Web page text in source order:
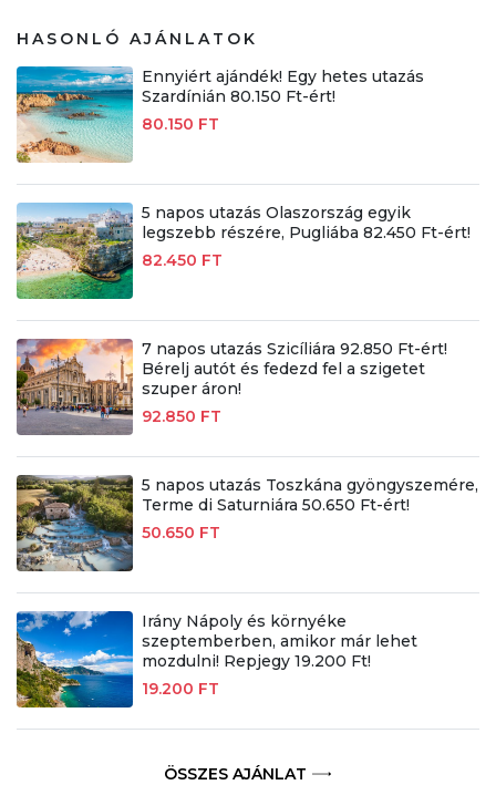
HASONLÓ AJÁNLATOK
Ennyiért ajándék! Egy hetes utazás
Szardínián 80.150 Ft-ért!
80.150 FT
5 napos utazás Olaszország egyik
legszebb részére, Pugliába 82.450 Ft-ért!
82.450 FT
7 napos utazás Szicíliára 92.850 Ft-ért!
Bérelj autót és fedezd fel a szigetet
szuper áron!
92.850 FT
5 napos utazás Toszkána gyöngyszemére,
Terme di Saturniára 50.650 Ft-ért!
50.650 FT
Irány Nápoly és környéke
szeptemberben, amikor már lehet
mozdulni! Repjegy 19.200 Ft!
19.200 FT
ÖSSZES AJÁNLAT